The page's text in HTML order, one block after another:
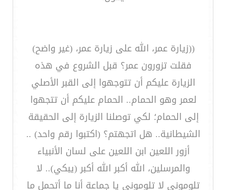
((زيارة عمر، الله على زيارة عمر، (غير واضح)
فقلت تزورون عمر؟ قبل الشروع في هذه
الزيارة عليكم أن تتوجهوا إلى القبر الأصلي
لعمر وهو الحمام.. الحمام عليكم أن تتجهوا
إلى الحمام؛ لكي توصلنا الزيارة إلى الحقيقة
الشيطانية.. هل اتجهتم؟ (اكتبوا رقم واحد) ..
أزور اللعين ابن اللعين على لسان الأنبياء
والمرسلين، الله أكبر الله أكبر (يبكي).. لا
تلوموني لا تلوموني يا جماعة أنا ما أتحمل ما